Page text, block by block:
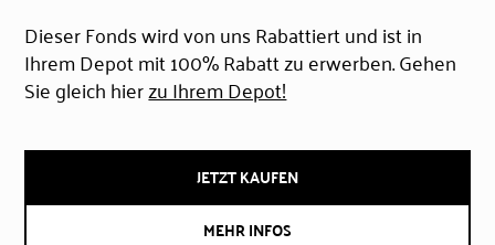
Dieser Fonds wird von uns Rabattiert und ist in
Ihrem Depot mit 100% Rabatt zu erwerben. Gehen
Sie gleich hierzu Ihrem Depot!
JETZT KAUFEN
MEHR INFOS